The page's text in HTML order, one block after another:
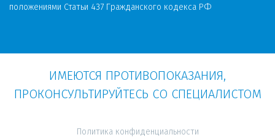
положениями Статьи 437 Гражданского кодекса РФ
ИМЕЮТСЯ ПРОТИВОПОКАЗАНИЯ,
ПРОКОНСУЛЬТИРУЙТЕСЬ СО СПЕЦИАЛИСТОМ
Политика конфиденциальности